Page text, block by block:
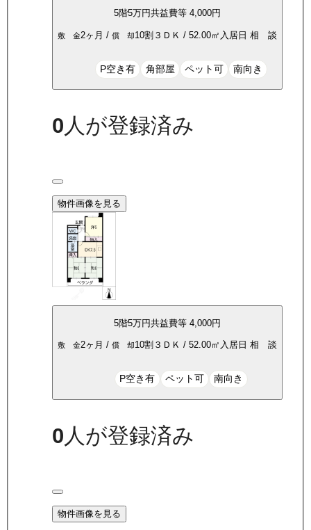
5階5万円共益費等4,000円
敷 金2ヶ月 /償 却10割 ３ＤＫ /52.00㎡ 入居日相 談
P空き有 角部屋 ペット可 南向き
0人が登録済み
物件画像を見る
5階5万円共益費等4,000円
敷 金2ヶ月 /償 却10割 ３ＤＫ /52.00㎡ 入居日相 談
P空き有 ペット可 南向き
0 人が登録済み
物件画像を見る